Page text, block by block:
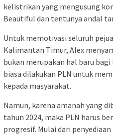
kelistrikan yang mengusung
Beautiful dan tentunya andal
Untuk memotivasi seluruh
Kalimantan Timur, Alex
bukan merupakan hal baru
biasa dilakukan PLN untuk
kepada masyarakat.
Namun, karena amanah yang
tahun 2024, maka PLN harus
progresif. Mulai dari